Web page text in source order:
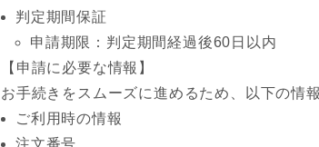
判定期間保証
申請期限：判定期間経過後60日以内
【申請に必要な情報】
お手続きをスムーズに進めるため、以下の情
ご利用時の情報
注文番号